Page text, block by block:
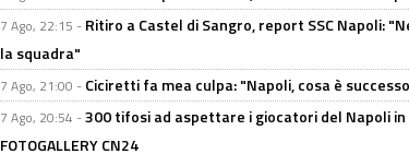
7 Ago, 22:15 - Ritiro a Castel di Sangro, report SSC Napoli:
la squadra"
7 Ago, 21:00 - Ciciretti fa mea culpa: "Napoli, cosa è
7 Ago, 20:54 -300 tifosi ad aspettare i giocatori del Napoli
FOTOGALLERY CN24